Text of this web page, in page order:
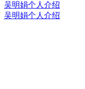
吴明娟个人介绍
吴明娟个人介绍